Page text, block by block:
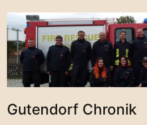
Gutendorf Chronik